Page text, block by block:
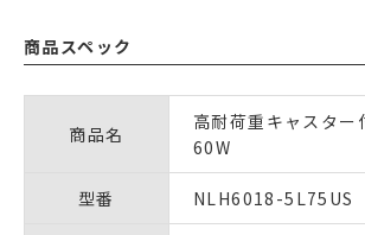
商品スペック
商品名
高耐荷重キャスター
60W
型番 NLH6018-5L75US